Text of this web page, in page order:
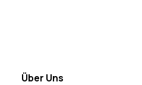
Über Uns